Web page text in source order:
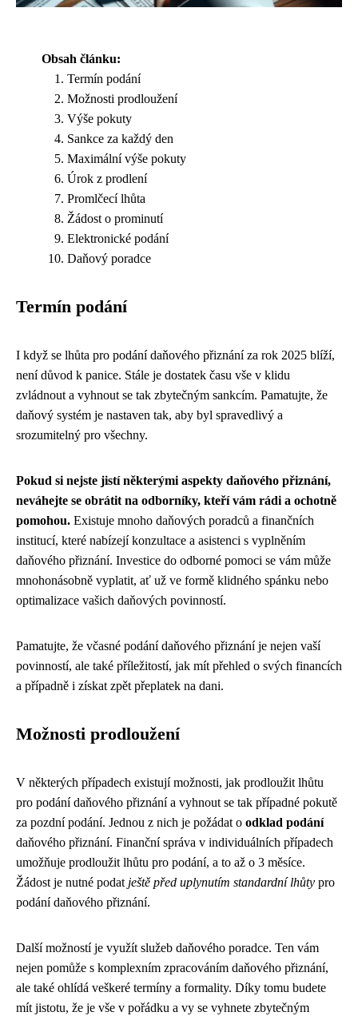
Obsah článku:
Termín podání
Možnosti prodloužení
Výše pokuty
Sankce za každý den
Maximální výše pokuty
Úrok z prodlení
Promlčecí lhůta
Žádost o prominutí
Elektronické podání
Daňový poradce
Termín podání
I když se lhůta pro podání daňového přiznání za rok 2025 blíží,
není důvod k panice. Stále je dostatek času vše v klidu
zvládnout a vyhnout se tak zbytečným sankcím. Pamatujte, že
daňový systém je nastaven tak, aby byl spravedlivý a
srozumitelný pro všechny.
Pokud si nejste jistí některými aspekty daňového přiznání,
neváhejte se obrátit na odborníky, kteří vám rádi a ochotně
pomohou. Existuje mnoho daňových poradců a finančních
institucí, které nabízejí konzultace a asistenci s vyplněním
daňového přiznání. Investice do odborné pomoci se vám může
mnohonásobně vyplatit, ať už ve formě klidného spánku nebo
optimalizace vašich daňových povinností.
Pamatujte, že včasné podání daňového přiznání je nejen vaší
povinností, ale také příležitostí, jak mít přehled o svých financích
a případně i získat zpět přeplatek na dani.
Možnosti prodloužení
V některých případech existují možnosti, jak prodloužit lhůtu
pro podání daňového přiznání a vyhnout se tak případné pokutě
za pozdní podání. Jednou z nich je požádat o odklad podání
daňového přiznání. Finanční správa v individuálních případech
umožňuje prodloužit lhůtu pro podání, a to až o 3 měsíce.
Žádost je nutné podat ještě před uplynutím standardní lhůty pro
podání daňového přiznání.
Další možností je využít služeb daňového poradce. Ten vám
nejen pomůže s komplexním zpracováním daňového přiznání,
ale také ohlídá veškeré termíny a formality. Díky tomu budete
mít jistotu, že je vše v pořádku a vy se vyhnete zbytečným